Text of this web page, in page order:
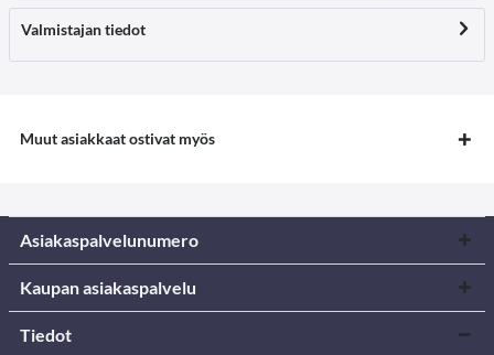
Valmistajan tiedot
Muut asiakkaat ostivat myös
Asiakaspalvelunumero
Kaupan asiakaspalvelu
Tiedot